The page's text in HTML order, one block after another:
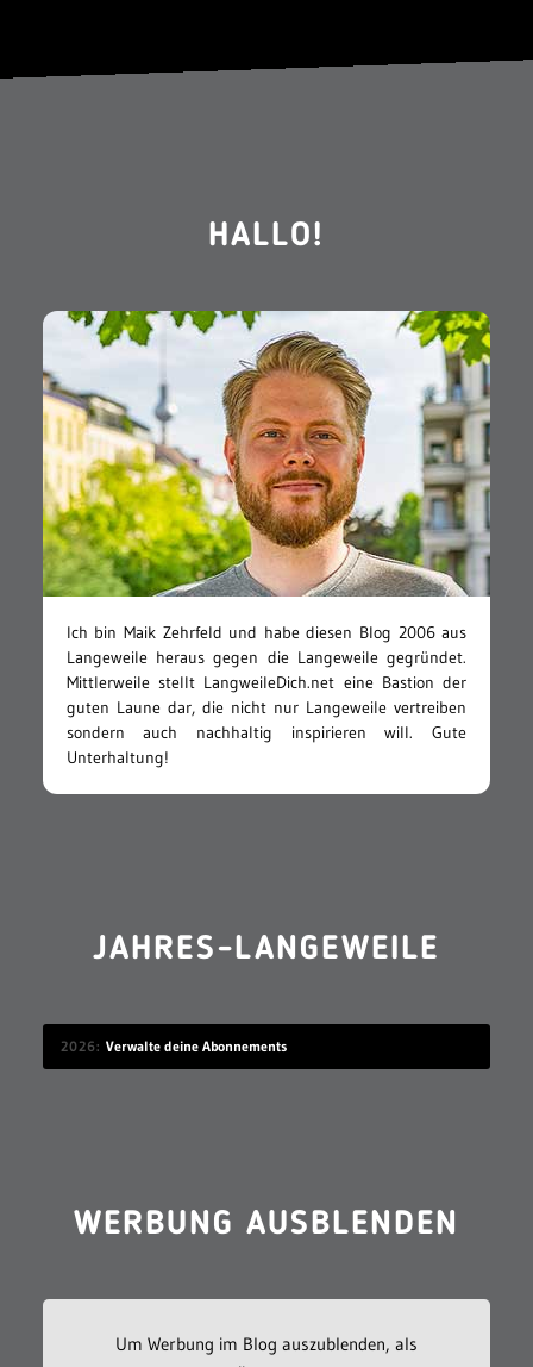
HALLO!
Ich bin Maik Zehrfeld und habe diesen Blog 2006 aus
Langeweile heraus gegen die Langeweile gegründet.
Mittlerweile stellt LangweileDich.net eine Bastion der
guten Laune dar, die nicht nur Langeweile vertreiben
sondern auch nachhaltig inspirieren will. Gute
Unterhaltung!
JAHRES-LANGEWEILE
2026 Verwalte deine Abonnements
WERBUNG AUSBLENDEN
Um Werbung im Blog auszublenden, als